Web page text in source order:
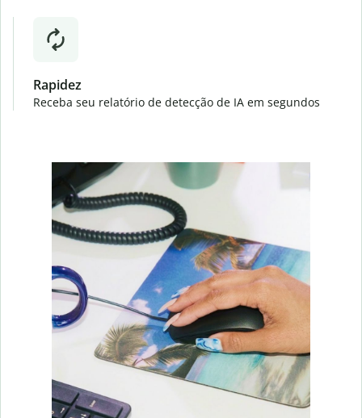
Rapidez
Receba seu relatório de detecção de IA em segundos